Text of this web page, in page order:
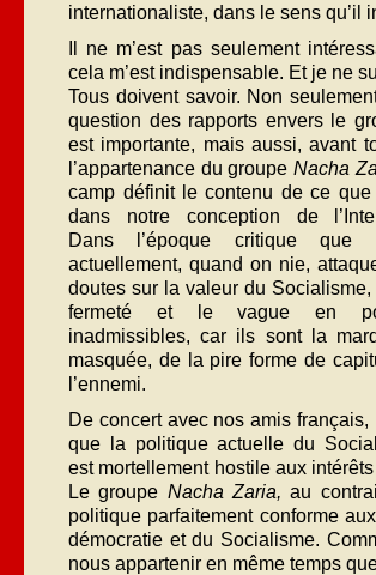
internationaliste, dans le sens qu’il
Il ne m’est pas seulement
cela m’est indispensable. Et je ne
Tous doivent savoir. Non
question des rapports envers le
est importante, mais aussi, avant
l’appartenance du groupeNacha
camp définit le contenu de ce que
dans notre conception de
Dans l’époque critique que
actuellement, quand on nie,
doutes sur la valeur du
fermeté et le vague en
inadmissibles, car ils sont la
masquée, de la pire forme de
l’ennemi.
De concert avec nos amis français,
que la politique actuelle du
est mortellement hostile aux
Le groupe Nacha Zaria, au
politique parfaitement conforme
démocratie et du Socialisme.
nous appartenir en même temps